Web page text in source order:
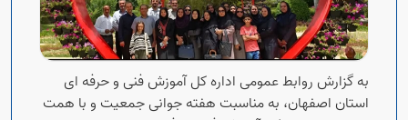
به گزارش روابط عمومی اداره کل آموزش فنی و حرفه ای
استان اصفهان، به مناسبت هفته جوانی جمعیت و با همت